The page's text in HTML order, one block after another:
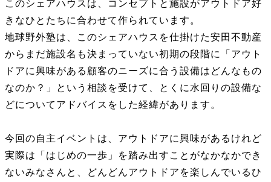
このシェアハウスは、コンセプトと施設がアウトドア好
きなひとたちに合わせて作られています。
地球野外塾は、このシェアハウスを仕掛けた安田不動産
からまだ施設名も決まっていない初期の段階に「アウト
ドアに興味がある顧客のニーズに合う設備はどんなもの
なのか？」という相談を受けて、とくに水回りの設備な
どについてアドバイスをした経緯があります。
今回の自主イベントは、アウトドアに興味があるけれど
実際は「はじめの一歩」を踏み出すことがなかなかでき
ないみなさんと、どんどんアウトドアを楽しんでいるひ